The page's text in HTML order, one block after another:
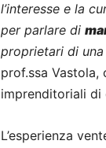
l’interesse e la
per parlare di
proprietari di
prof.ssa
imprenditoriali di
L’esperienza